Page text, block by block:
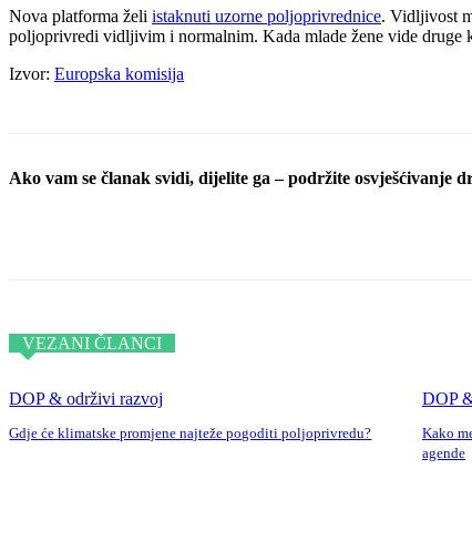
Nova platforma želi istaknuti uzorne poljoprivrednice. Vidljivost
poljoprivredi vidljivim i normalnim. Kada mlade žene vide druge
Izvor: Europska komisija
Ako vam se članak svidi, dijelite ga – podržite osvješćivanje
VEZANI ČLANCI
DOP & održivi razvoj
Gdje će klimatske promjene najteže pogoditi poljoprivredu?
DOP
Kako
agende